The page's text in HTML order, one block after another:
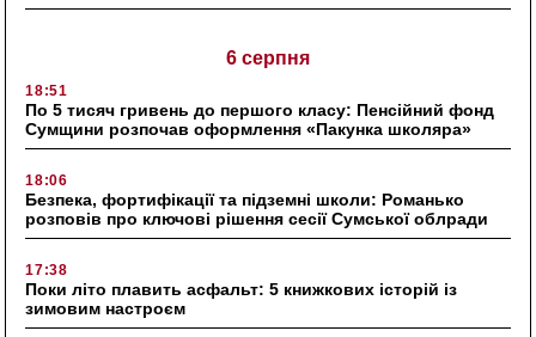
6 серпня
18:51
По 5 тисяч гривень до першого класу: Пенсійний фонд
Сумщини розпочав оформлення «Пакунка школяра»
18:06
Безпека, фортифікації та підземні школи: Романько
розповів про ключові рішення сесії Сумської облради
17:38
Поки літо плавить асфальт: 5 книжкових історій із
зимовим настроєм